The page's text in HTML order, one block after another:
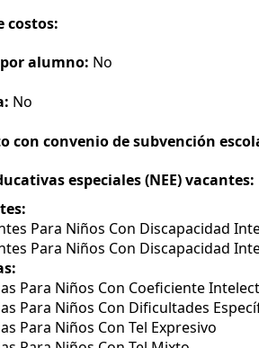
costos:
alumno: No
No
con convenio de subvención
especiales (NEE) vacantes:
Para Niños Con Discapacidad
Para Niños Con Discapacidad
Para Niños Con Coeficiente
Para Niños Con Dificultades
Para Niños Con Tel Expresivo